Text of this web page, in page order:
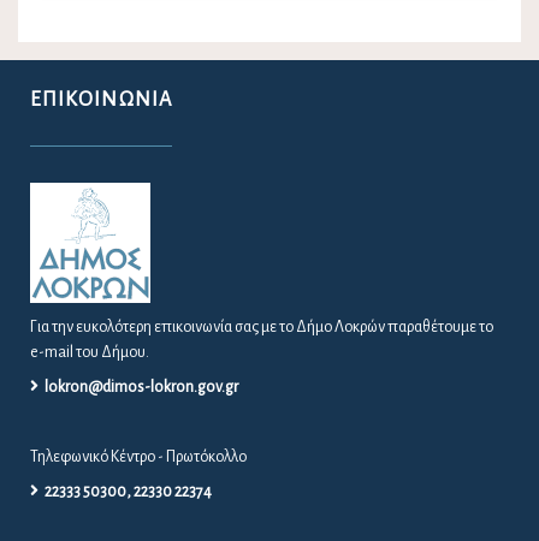
ΕΠΙΚΟΙΝΩΝΊΑ
Για την ευκολότερη επικοινωνία σας με το Δήμο Λοκρών παραθέτουμε το
e-mail του Δήμου.
lokron@dimos-lokron.gov.gr
Τηλεφωνικό Κέντρο - Πρωτόκολλο
22333 50300, 22330 22374